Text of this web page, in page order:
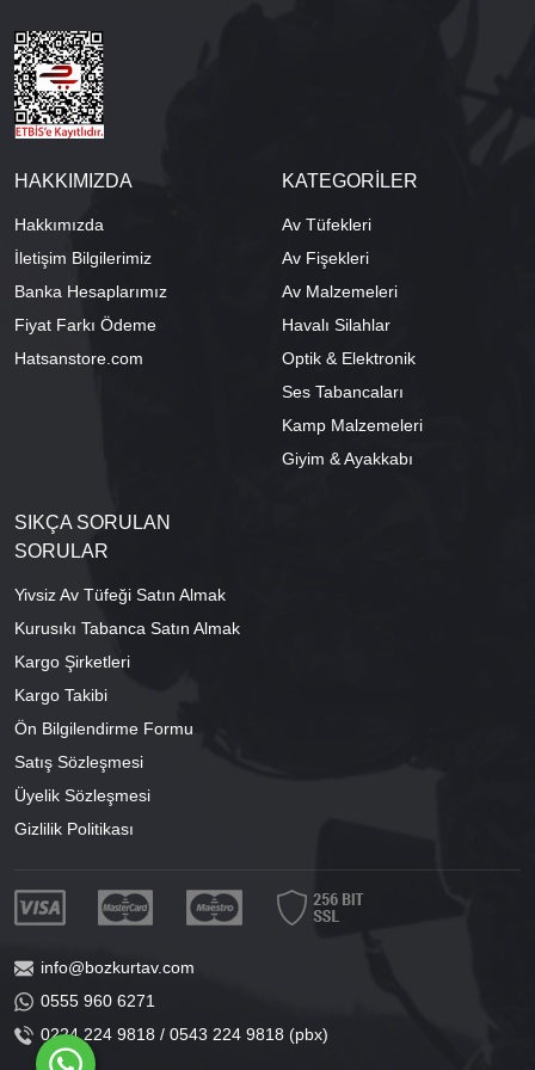
HAKKIMIZDA
Hakkımızda
İletişim Bilgilerimiz
Banka Hesaplarımız
Fiyat Farkı Ödeme
Hatsanstore.com
KATEGORİLER
Av Tüfekleri
Av Fişekleri
Av Malzemeleri
Havalı Silahlar
Optik & Elektronik
Ses Tabancaları
Kamp Malzemeleri
Giyim & Ayakkabı
SIKÇA SORULAN
SORULAR
Yivsiz Av Tüfeği Satın Almak
Kurusıkı Tabanca Satın Almak
Kargo Şirketleri
Kargo Takibi
Ön Bilgilendirme Formu
Satış Sözleşmesi
Üyelik Sözleşmesi
Gizlilik Politikası
info@bozkurtav.com
0555 960 6271
0224 224 9818 / 0543 224 9818 (pbx)